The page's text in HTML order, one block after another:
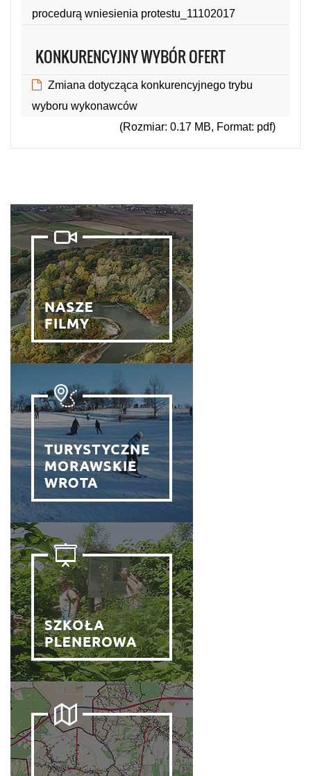
procedurą wniesienia protestu_11102017
KONKURENCYJNY WYBÓR OFERT
Zmiana dotycząca konkurencyjnego trybu
wyboru wykonawców
(Rozmiar: 0.17 MB, Format: pdf)